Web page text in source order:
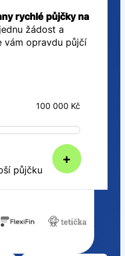
rychlé půjčky na
žádost a
vám opravdu půjčí
+
100 000 Kč
půjčku
›